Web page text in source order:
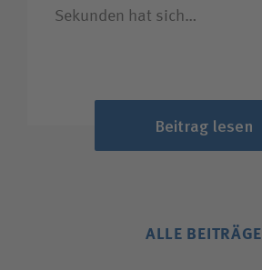
Sekunden hat sich…
Beitrag lesen
ALLE BEITRÄGE